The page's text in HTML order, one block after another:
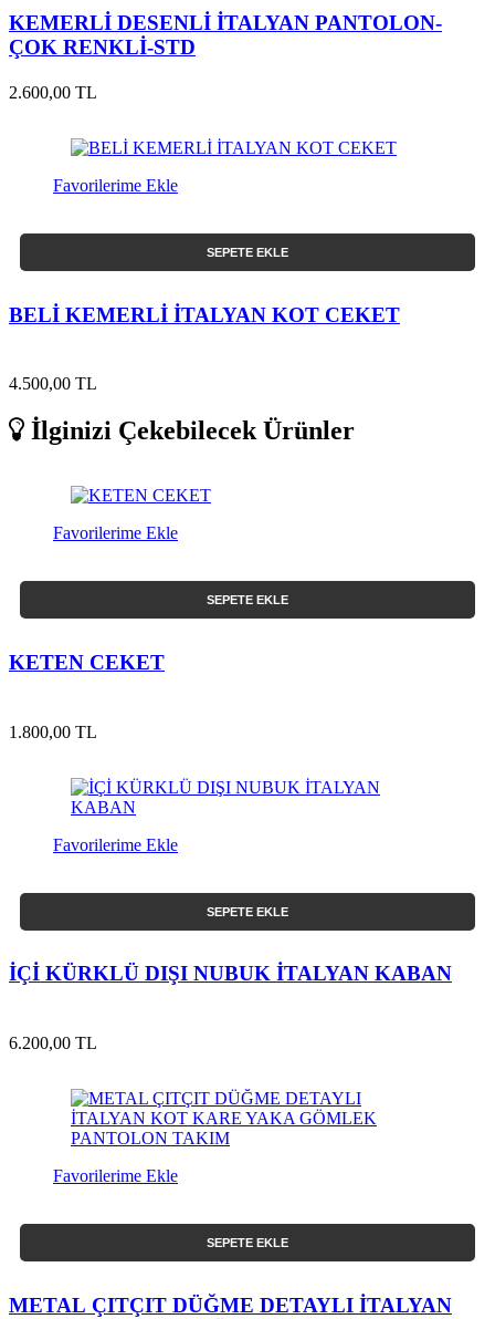
KEMERLİ DESENLİ İTALYAN PANTOLON-
ÇOK RENKLİ-STD
2.600,00 TL
Favorilerime Ekle
SEPETE EKLE
BELİ KEMERLİ İTALYAN KOT CEKET
4.500,00 TL
İlginizi Çekebilecek Ürünler
Favorilerime Ekle
SEPETE EKLE
KETEN CEKET
1.800,00 TL
Favorilerime Ekle
SEPETE EKLE
İÇİ KÜRKLÜ DIŞI NUBUK İTALYAN KABAN
6.200,00 TL
Favorilerime Ekle
SEPETE EKLE
METAL ÇITÇIT DÜĞME DETAYLI İTALYAN